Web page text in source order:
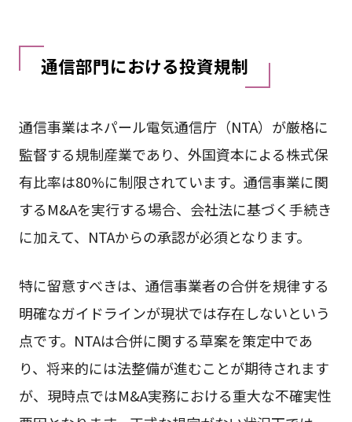
通信部門における投資規制
通信事業はネパール電気通信庁（NTA）が厳格に
監督する規制産業であり、外国資本による株式保
有比率は80%に制限されています。通信事業に関
するM&Aを実行する場合、会社法に基づく手続き
に加えて、NTAからの承認が必須となります。
特に留意すべきは、通信事業者の合併を規律する
明確なガイドラインが現状では存在しないという
点です。NTAは合併に関する草案を策定中であ
り、将来的には法整備が進むことが期待されます
が、現時点ではM&A実務における重大な不確実性